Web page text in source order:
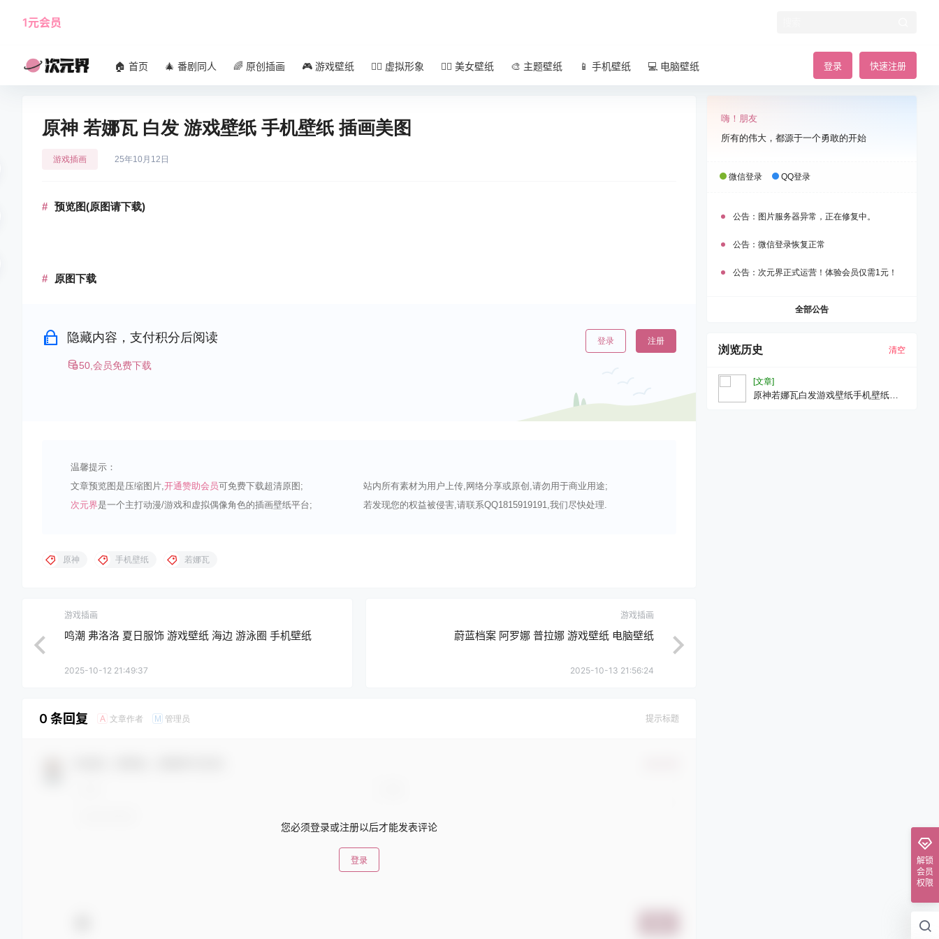
1元会员
登录 快速注册
🏠 首页 🎄 番剧同人 🌈 原创插画 🎮 游戏壁纸 🧚‍♀️ 虚拟形象 🧜‍♀️ 美女壁纸 🎨 主题壁纸 📱 手机壁纸 💻 电脑壁纸
原神 若娜瓦 白发 游戏壁纸 手机壁纸 插画美图
游戏插画 25年10月12日
预览图(原图请下载)
原图下载
隐藏内容，支付积分后阅读
50,会员免费下载
登录 注册
温馨提示：
文章预览图是压缩图片,开通赞助会员可免费下载超清原图;
站内所有素材为用户上传,网络分享或原创,请勿用于商业用途;
次元界是一个主打动漫/游戏和虚拟偶像角色的插画壁纸平台; 若发现您的权益被侵害,请联系QQ1815919191,我们尽快处理.
原神 手机壁纸 若娜瓦
游戏插画
鸣潮 弗洛洛 夏日服饰 游戏壁纸 海边 游泳圈 手机壁纸
2025-10-12 21:49:37
游戏插画
蔚蓝档案 阿罗娜 普拉娜 游戏壁纸 电脑壁纸
2025-10-13 21:56:24
0 条回复 A 文章作者 M 管理员 提示标题
您必须登录或注册以后才能发表评论
登录
嗨！朋友
所有的伟大，都源于一个勇敢的开始
微信登录 QQ登录
公告： 图片服务器异常，正在修复中。
公告： 微信登录恢复正常
公告： 次元界正式运营！体验会员仅需1元！
全部公告
浏览历史 清空
[文章]
原神若娜瓦白发游戏壁纸手机壁纸插
解锁
会员
权限